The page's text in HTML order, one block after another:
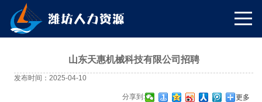
山东天惠机械科技有限公司招聘
发布时间：2025-04-10
分享到: 更多